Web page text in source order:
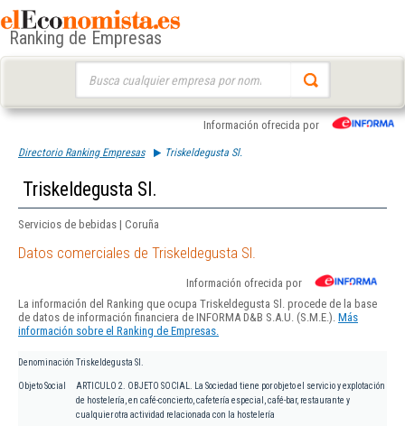
Ranking de Empresas
Información ofrecida por
Directorio Ranking Empresas Triskeldegusta Sl.
Triskeldegusta Sl.
Servicios de bebidas | Coruña
Datos comerciales de Triskeldegusta Sl.
Información ofrecida por
La información del Ranking que ocupa Triskeldegusta Sl. procede de la base
de datos de información financiera de INFORMA D&B S.A.U. (S.M.E.). Más
información sobre el Ranking de Empresas.
Denominación Triskeldegusta Sl.
Objeto Social
ARTICULO 2. OBJETO SOCIAL. La Sociedad tiene por objeto el servicio y explotación
de hostelería, en café-concierto, cafetería especial, café-bar, restaurante y
cualquier otra actividad relacionada con la hostelería